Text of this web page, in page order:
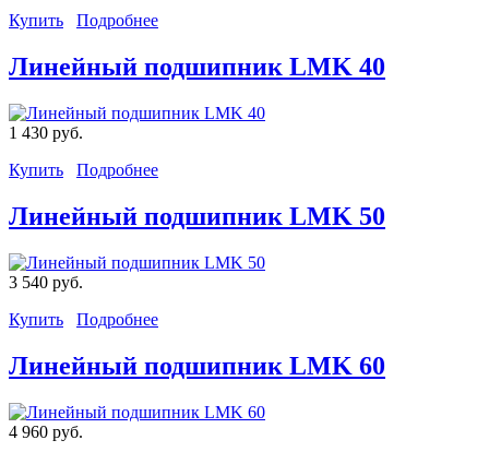
Купить
Подробнее
Линейный подшипник LMK 40
1 430 руб.
Купить
Подробнее
Линейный подшипник LMK 50
3 540 руб.
Купить
Подробнее
Линейный подшипник LMK 60
4 960 руб.